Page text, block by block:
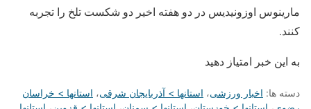
مارینوس اوزونیدیس در دو هفته اخیر دو شکست تلخ را تجربه
کنند.
به این خبر امتیاز دهید
دسته ها: اخبار ورزشی، استانها > آذربایجان شرقی، استانها > خراسان